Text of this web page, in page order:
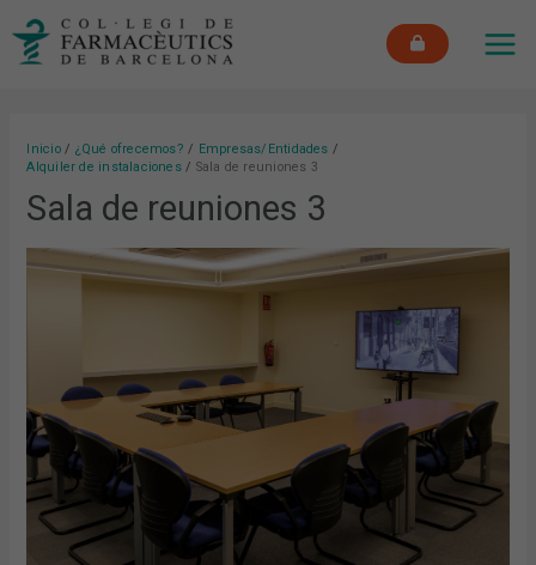
Inicio ¿Qué ofrecemos?
Empresas/Entidades
Alquiler de instalaciones
Sala de reuniones 3
Sala de reuniones 3